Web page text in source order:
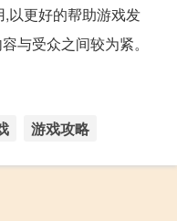
以更好的帮助游戏发
与受众之间较为紧。
游戏攻略